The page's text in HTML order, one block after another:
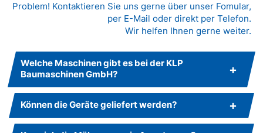
Problem! Kontaktieren Sie uns gerne über unser Fomular,
per E-Mail oder direkt per Telefon.
Wir helfen Ihnen gerne weiter.
Welche Maschinen gibt es bei der KLP
Baumaschinen GmbH?
Können die Geräte geliefert werden?